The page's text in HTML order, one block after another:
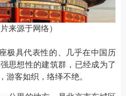
来源于网络）
具代表性的、几乎在中国历
思想性的建筑群，已经成为了
游客如织，络绎不绝。